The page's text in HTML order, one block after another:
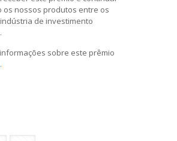
os nossos produtos entre os
de investimento
sobre este prêmio
.